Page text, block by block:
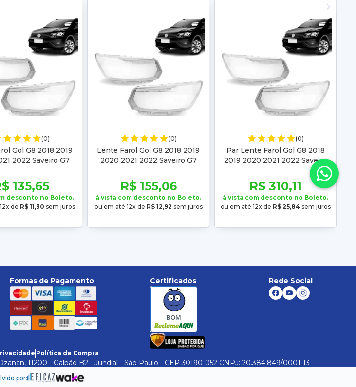
(0)
Gol G8 2018 2019
2022 Saveiro G7
2022
135,65
desconto no Boleto.
de R$ 11,30 sem juros
(0)
Lente Farol Gol G8 2018 2019
2020 2021 2022 Saveiro G7
2022
R$ 155,06
à vista com desconto no Boleto.
ou em até 12x de R$ 12,92 sem juros
(0)
Par Lente Farol Gol G8 2018
2019 2020 2021 2022 Saveiro
G7 2016 2017 2018 2019 2020
2021 2022
R$ 310,11
à vista com desconto no Boleto.
ou em até 12x de R$ 25,84 sem juros
Formas de Pagamento Certificados
BOM
Rede Social
Política de Compra
11200 - Galpão B2 - Jundiaí - São Paulo - CEP 30190-052 CNPJ: 20.384.849/0001-13
por: